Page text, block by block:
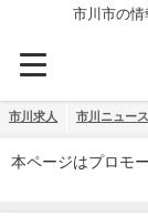
市川市の
市川求人 市川ニュース
本ページはプロモ